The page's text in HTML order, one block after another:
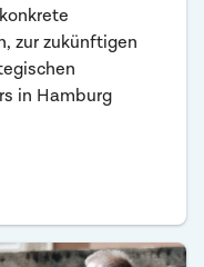
zur zukünftigen
in Hamburg